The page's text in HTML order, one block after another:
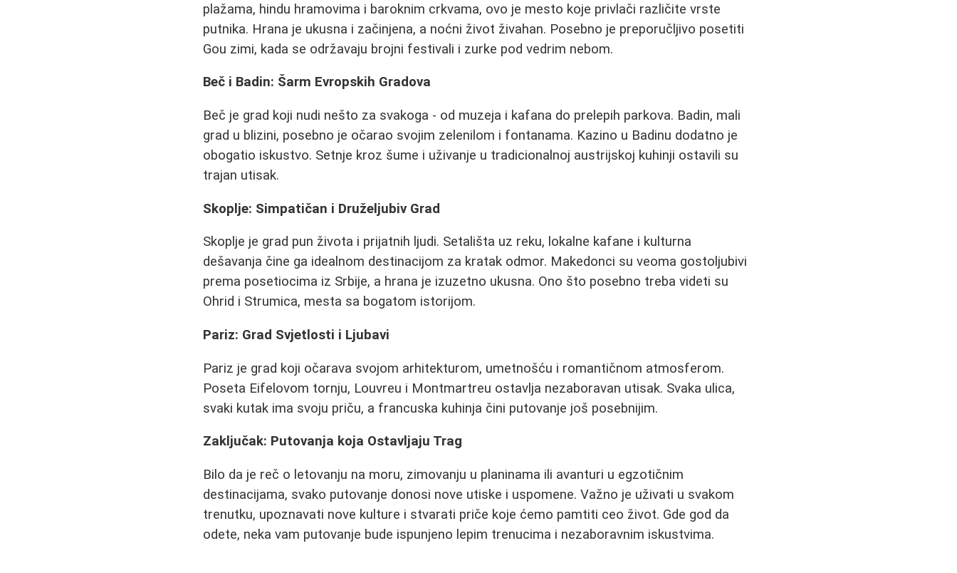
plažama, hindu hramovima i baroknim crkvama, ovo je mesto koje privlači različite vrste
putnika. Hrana je ukusna i začinjena, a noćni život živahan. Posebno je preporučljivo posetiti
Gou zimi, kada se održavaju brojni festivali i zurke pod vedrim nebom.
Beč i Badin: Šarm Evropskih Gradova
Beč je grad koji nudi nešto za svakoga - od muzeja i kafana do prelepih parkova. Badin, mali
grad u blizini, posebno je očarao svojim zelenilom i fontanama. Kazino u Badinu dodatno je
obogatio iskustvo. Setnje kroz šume i uživanje u tradicionalnoj austrijskoj kuhinji ostavili su
trajan utisak.
Skoplje: Simpatičan i Druželjubiv Grad
Skoplje je grad pun života i prijatnih ljudi. Setališta uz reku, lokalne kafane i kulturna
dešavanja čine ga idealnom destinacijom za kratak odmor. Makedonci su veoma gostoljubivi
prema posetiocima iz Srbije, a hrana je izuzetno ukusna. Ono što posebno treba videti su
Ohrid i Strumica, mesta sa bogatom istorijom.
Pariz: Grad Svjetlosti i Ljubavi
Pariz je grad koji očarava svojom arhitekturom, umetnošću i romantičnom atmosferom.
Poseta Eifelovom tornju, Louvreu i Montmartreu ostavlja nezaboravan utisak. Svaka ulica,
svaki kutak ima svoju priču, a francuska kuhinja čini putovanje još posebnijim.
Zaključak: Putovanja koja Ostavljaju Trag
Bilo da je reč o letovanju na moru, zimovanju u planinama ili avanturi u egzotičnim
destinacijama, svako putovanje donosi nove utiske i uspomene. Važno je uživati u svakom
trenutku, upoznavati nove kulture i stvarati priče koje ćemo pamtiti ceo život. Gde god da
odete, neka vam putovanje bude ispunjeno lepim trenucima i nezaboravnim iskustvima.